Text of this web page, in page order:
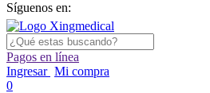
Síguenos en:
Pagos en línea
Ingresar Mi compra
0